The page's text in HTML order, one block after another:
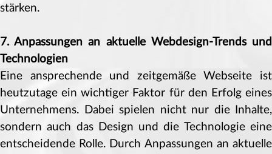
stärken.
7. Anpassungen an aktuelle Webdesign-Trends und
Technologien
Eine ansprechende und zeitgemäße Webseite ist
heutzutage ein wichtiger Faktor für den Erfolg eines
Unternehmens. Dabei spielen nicht nur die Inhalte,
sondern auch das Design und die Technologie eine
entscheidende Rolle. Durch Anpassungen an aktuelle